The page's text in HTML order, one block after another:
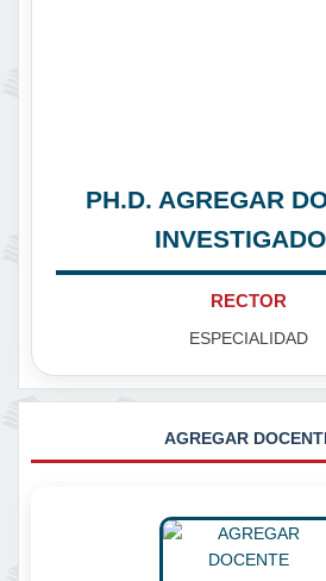
PH.D. AGREGAR
RECTOR
ESPECIALIDAD
AGREGAR